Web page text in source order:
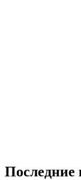
Последние